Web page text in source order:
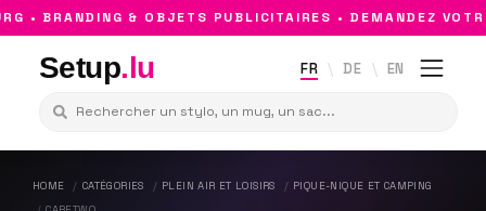
• BRANDING & OBJETS PUBLICITAIRES • DEMANDEZ
Setup.lu FR DE EN
HOME CATÉGORIES PLEIN AIR ET LOISIRS
PIQUE-NIQUE ET CAMPING